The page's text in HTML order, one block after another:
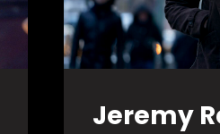
Jeremy